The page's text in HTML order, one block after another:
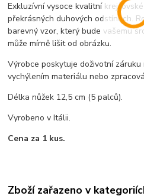
Exkluzívní vysoce kvalitní
překrásných duhových odstínech.
barevný vzor, který bude vašemu
může mírně lišit od obrázku.
Výrobce poskytuje doživotní
vychýlením materiálu nebo
Délka nůžek 12,5 cm (5 palců).
Vyrobeno v Itálii.
Cena za 1 kus.
Zboží zařazeno v